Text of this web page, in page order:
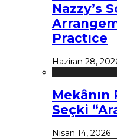
Nazzy’s
Practıce
Haziran 28,
Seçki
Nisan 14, 2026